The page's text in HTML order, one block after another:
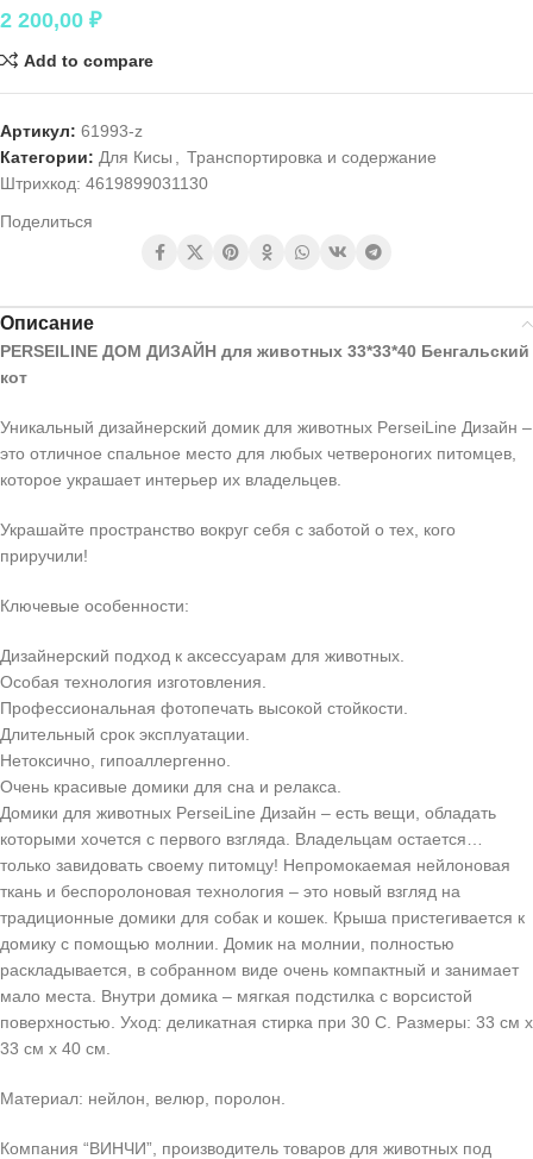
2 200,00 ₽
Add to compare
Артикул: 61993-z
Категории: Для Кисы
Транспортировка и содержание
Штрихкод: 4619899031130
Поделиться
Описание
PERSEILINE ДОМ ДИЗАЙН для животных 33*33*40 Бенгальский
кот
Уникальный дизайнерский домик для животных PerseiLine Дизайн –
это отличное спальное место для любых четвероногих питомцев,
которое украшает интерьер их владельцев.
Украшайте пространство вокруг себя с заботой о тех, кого
приручили!
Ключевые особенности:
Дизайнерский подход к аксессуарам для животных.
Особая технология изготовления.
Профессиональная фотопечать высокой стойкости.
Длительный срок эксплуатации.
Нетоксично, гипоаллергенно.
Очень красивые домики для сна и релакса.
Домики для животных PerseiLine Дизайн – есть вещи, обладать
которыми хочется с первого взгляда. Владельцам остается…
только завидовать своему питомцу! Непромокаемая нейлоновая
ткань и беспоролоновая технология – это новый взгляд на
традиционные домики для собак и кошек. Крыша пристегивается к
домику с помощью молнии. Домик на молнии, полностью
раскладывается, в собранном виде очень компактный и занимает
мало места. Внутри домика – мягкая подстилка с ворсистой
поверхностью. Уход: деликатная стирка при 30 С. Размеры: 33 см х
33 см х 40 см.
Материал: нейлон, велюр, поролон.
Компания “ВИНЧИ”, производитель товаров для животных под